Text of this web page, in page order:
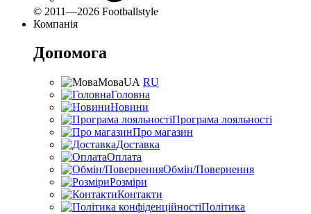
© 2011—2026 Footballstyle
Компанія
Допомога
МоваUA RU
Головна
Новини
Програма лояльності
Про магазин
Доставка
Оплата
Обмін/Повернення
Розміри
Контакти
Політика